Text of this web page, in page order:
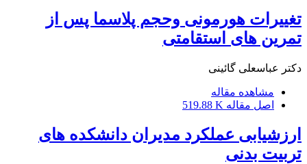
تغییرات هورمونی وحجم پلاسما پس از
تمرین های استقامتی
دکتر عباسعلی گائینی
مشاهده مقاله
اصل مقاله 519.88 K
ارزشیابی عملکرد مدیران دانشکده های
تربیت بدنی